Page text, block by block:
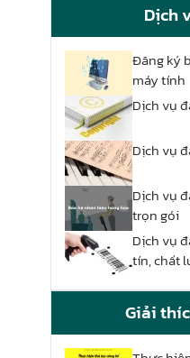
Dịch
Đăng ký
máy tính
Dịch vụ
Dịch vụ
Dịch vụ
trọn gói
Dịch vụ
tín, chất
Giải